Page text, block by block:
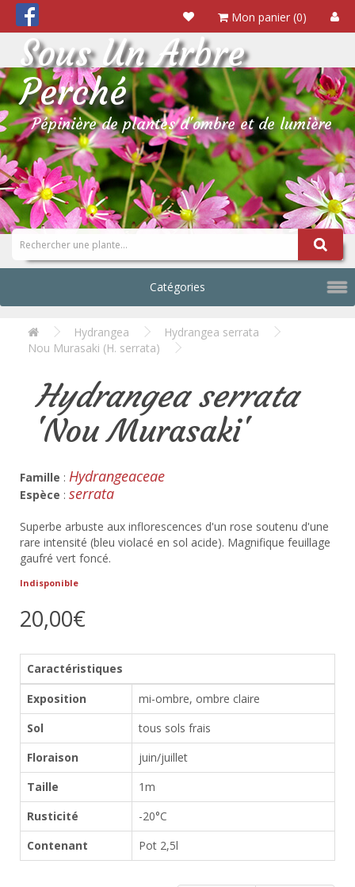
Mon panier (0)
Sous Un Arbre
Perché
Pépinière de plantes d'ombre et de lumière
Catégories
Hydrangea
Hydrangea serrata
Nou Murasaki (H. serrata)
Hydrangea serrata
'Nou Murasaki'
Famille : Hydrangeaceae
Espèce : serrata
Superbe arbuste aux inflorescences d'un rose soutenu d'une
rare intensité (bleu violacé en sol acide). Magnifique feuillage
gaufré vert foncé.
Indisponible
20,00€
Caractéristiques
Exposition
mi-ombre, ombre claire
Sol
tous sols frais
Floraison
juin/juillet
Taille
1m
Rusticité
-20°C
Contenant
Pot 2,5l